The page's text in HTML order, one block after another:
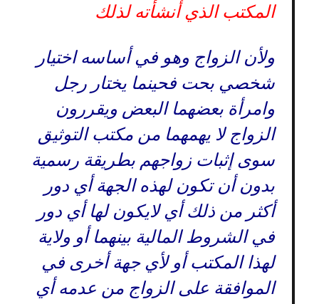
المكتب الذي أنشأته لذلك
ولأن الزواج وهو في أساسه اختيار
شخصي بحت فحينما يختار رجل
وامرأة بعضهما البعض ويقررون
الزواج لا يهمهما من مكتب التوثيق
سوى إثبات زواجهم بطريقة رسمية
بدون أن تكون لهذه الجهة أي دور
أكثر من ذلك أي لايكون لها أي دور
في الشروط المالية بينهما أو ولاية
لهذا المكتب أو لأي جهة أخرى في
الموافقة على الزواج من عدمه أي